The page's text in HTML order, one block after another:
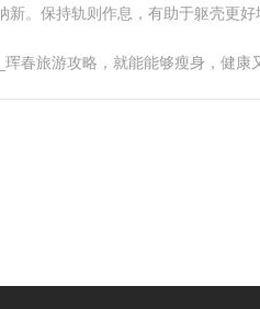
。保持轨则作息，有助于躯壳更好
春旅游攻略，就能能够瘦身，健康